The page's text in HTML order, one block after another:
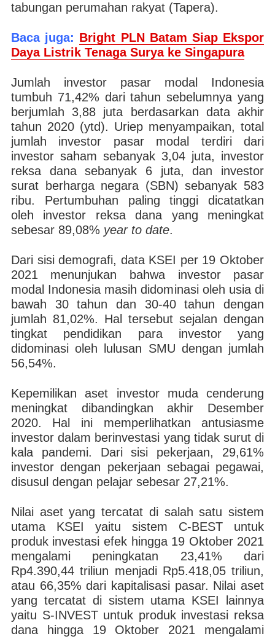
tabungan perumahan rakyat (Tapera).
Baca juga: Bright PLN Batam Siap Ekspor
Daya Listrik Tenaga Surya ke Singapura
Jumlah investor pasar modal Indonesia
tumbuh 71,42% dari tahun sebelumnya yang
berjumlah 3,88 juta berdasarkan data akhir
tahun 2020 (ytd). Uriep menyampaikan, total
jumlah investor pasar modal terdiri dari
investor saham sebanyak 3,04 juta, investor
reksa dana sebanyak 6 juta, dan investor
surat berharga negara (SBN) sebanyak 583
ribu. Pertumbuhan paling tinggi dicatatkan
oleh investor reksa dana yang meningkat
sebesar 89,08% year to date.
Dari sisi demografi, data KSEI per 19 Oktober
2021 menunjukan bahwa investor pasar
modal Indonesia masih didominasi oleh usia di
bawah 30 tahun dan 30-40 tahun dengan
jumlah 81,02%. Hal tersebut sejalan dengan
tingkat pendidikan para investor yang
didominasi oleh lulusan SMU dengan jumlah
56,54%.
Kepemilikan aset investor muda cenderung
meningkat dibandingkan akhir Desember
2020. Hal ini memperlihatkan antusiasme
investor dalam berinvestasi yang tidak surut di
kala pandemi. Dari sisi pekerjaan, 29,61%
investor dengan pekerjaan sebagai pegawai,
disusul dengan pelajar sebesar 27,21%.
Nilai aset yang tercatat di salah satu sistem
utama KSEI yaitu sistem C-BEST untuk
produk investasi efek hingga 19 Oktober 2021
mengalami peningkatan 23,41% dari
Rp4.390,44 triliun menjadi Rp5.418,05 triliun,
atau 66,35% dari kapitalisasi pasar. Nilai aset
yang tercatat di sistem utama KSEI lainnya
yaitu S-INVEST untuk produk investasi reksa
dana hingga 19 Oktober 2021 mengalami